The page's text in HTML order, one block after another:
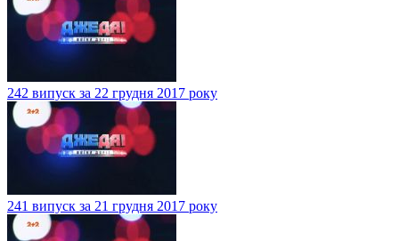
242 випуск за 22 грудня 2017 року
241 випуск за 21 грудня 2017 року